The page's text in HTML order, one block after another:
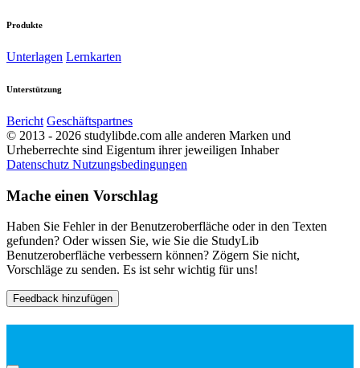
Produkte
Unterlagen Lernkarten
Unterstützung
Bericht Geschäftspartnes
© 2013 - 2026 studylibde.com alle anderen Marken und
Urheberrechte sind Eigentum ihrer jeweiligen Inhaber
Datenschutz Nutzungsbedingungen
Mache einen Vorschlag
Haben Sie Fehler in der Benutzeroberfläche oder in den Texten
gefunden? Oder wissen Sie, wie Sie die StudyLib
Benutzeroberfläche verbessern können? Zögern Sie nicht,
Vorschläge zu senden. Es ist sehr wichtig für uns!
Feedback hinzufügen